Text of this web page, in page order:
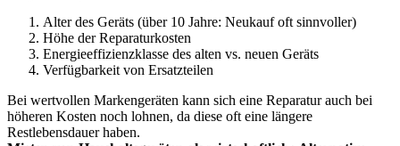
Alter des Geräts (über 10 Jahre: Neukauf oft sinnvoller)
Höhe der Reparaturkosten
Energieeffizienzklasse des alten vs. neuen Geräts
Verfügbarkeit von Ersatzteilen
Bei wertvollen Markengeräten kann sich eine Reparatur auch bei
höheren Kosten noch lohnen, da diese oft eine längere
Restlebensdauer haben.